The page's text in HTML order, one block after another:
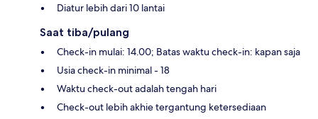
Diatur lebih dari 10 lantai
Saat tiba/pulang
Check-in mulai: 14.00; Batas waktu check-in: kapan saja
Usia check-in minimal - 18
Waktu check-out adalah tengah hari
Check-out lebih akhie tergantung ketersediaan